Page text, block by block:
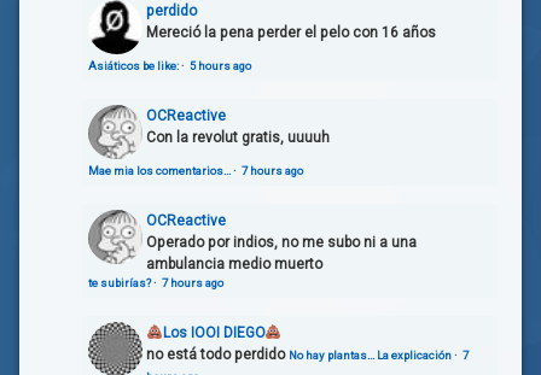
perdido
Mereció la pena perder el pelo con 16 años
Asiáticos be like:· 5 hours ago
OCReactive
Con la revolut gratis, uuuuh
Mae mia los comentarios… · 7 hours ago
OCReactive
Operado por indios, no me subo ni a una
ambulancia medio muerto
te subirías?· 7 hours ago
Los IOOI DIEGO
no está todo perdido No hay plantas… La explicación· 7